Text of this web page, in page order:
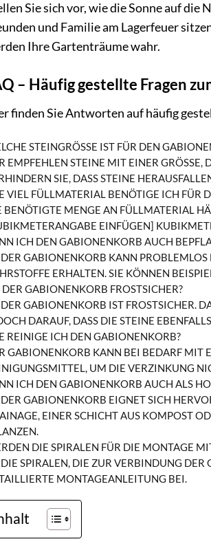
Sie sich vor, wie die Sonne auf die
und Familie am Lagerfeuer
Ihre Gartenträume wahr.
– Häufig gestellte Fragen
finden Sie Antworten auf häufig
STEINGRÖSSE IST FÜR DEN
EMPFEHLEN STEINE MIT EINER GRÖSSE,
SIE, DASS STEINE HERAUSFALLEN.
VIEL FÜLLMATERIAL BENÖTIGE ICH FÜR
BENÖTIGTE MENGE AN FÜLLMATERIAL
EINFÜGEN]
ICH DEN GABIONENKORB AUCH
DER GABIONENKORB KANN
ERHALTEN. SIE KÖNNEN
DER GABIONENKORB FROSTSICHER?
DER GABIONENKORB IST FROSTSICHER.
DARAUF, DASS DIE STEINE
REINIGE ICH DEN GABIONENKORB?
GABIONENKORB KANN BEI BEDARF MIT
UM DIE VERZINKUNG
ICH DEN GABIONENKORB AUCH ALS
DER GABIONENKORB EIGNET SICH
EINER SCHICHT AUS KOMPOST
DIE SPIRALEN FÜR DIE MONTAGE
DIE SPIRALEN, DIE ZUR VERBINDUNG
MONTAGEANLEITUNG BEI.